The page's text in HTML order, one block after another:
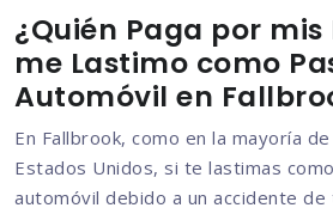
¿Quién Paga por mis
me Lastimo como
Automóvil en
En Fallbrook, como en la mayoría
Estados Unidos, si te lastimas
automóvil debido a un accidente